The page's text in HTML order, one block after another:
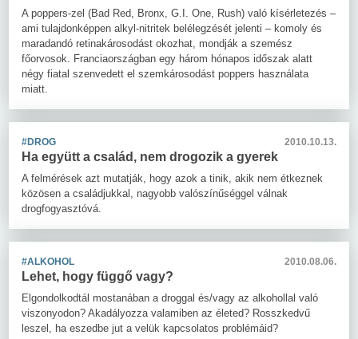
A poppers-zel (Bad Red, Bronx, G.I. One, Rush) való kísérletezés –
ami tulajdonképpen alkyl-nitritek belélegzését jelenti – komoly és
maradandó retinakárosodást okozhat, mondják a szemész
főorvosok. Franciaországban egy három hónapos időszak alatt
négy fiatal szenvedett el szemkárosodást poppers használata
miatt.
#DROG 2010.10.13.
Ha együtt a család, nem drogozik a gyerek
A felmérések azt mutatják, hogy azok a tinik, akik nem étkeznek
közösen a családjukkal, nagyobb valószínűséggel válnak
drogfogyasztóvá.
#ALKOHOL 2010.08.06.
Lehet, hogy függő vagy?
Elgondolkodtál mostanában a droggal és/vagy az alkohollal való
viszonyodon? Akadályozza valamiben az életed? Rosszkedvű
leszel, ha eszedbe jut a velük kapcsolatos problémáid?